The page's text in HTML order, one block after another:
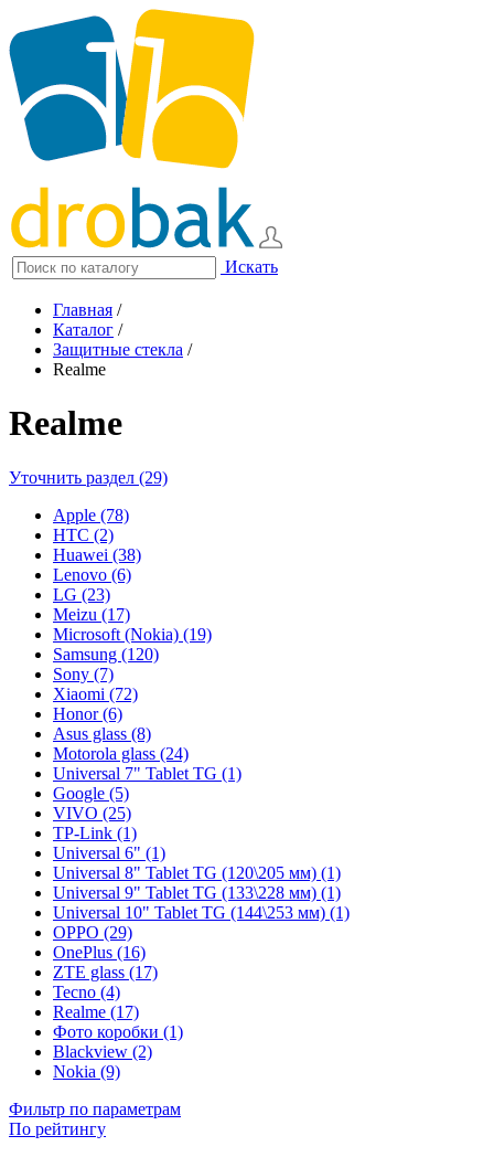
Искать
Главная /
Каталог /
Защитные стекла /
Realme
Realme
Уточнить раздел (29)
Apple (78)
HTC (2)
Huawei (38)
Lenovo (6)
LG (23)
Meizu (17)
Microsoft (Nokia) (19)
Samsung (120)
Sony (7)
Xiaomi (72)
Honor (6)
Asus glass (8)
Motorola glass (24)
Universal 7" Tablet TG (1)
Google (5)
VIVO (25)
TP-Link (1)
Universal 6" (1)
Universal 8" Tablet TG (120\205 мм) (1)
Universal 9" Tablet TG (133\228 мм) (1)
Universal 10" Tablet TG (144\253 мм) (1)
OPPO (29)
OnePlus (16)
ZTE glass (17)
Tecno (4)
Realme (17)
Фото коробки (1)
Blackview (2)
Nokia (9)
Фильтр по параметрам
По рейтингу